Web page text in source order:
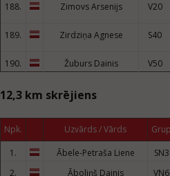
188. Zimovs Arsenijs V20
189. Zirdziņa Agnese S40
190. Žuburs Dainis V50
12,3 km skrējiens
Npk. Uzvārds / Vārds
1.
Ābele-Petraša Liene
2.
Āboliņš Dainis